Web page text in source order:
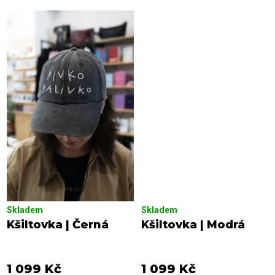
Kšiltovka | Černá
Skladem
1 099 Kč
Kšiltovka | Modrá
Skladem
1 099 Kč